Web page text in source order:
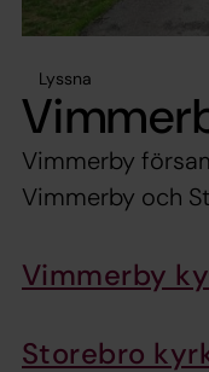
Lyssna
Vimmerby
Vimmerby och
Vimmerby
Storebro